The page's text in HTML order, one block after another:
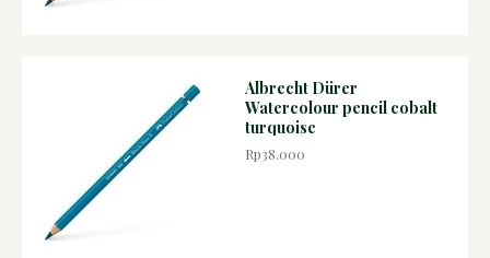
Albrecht Dürer
Watercolour pencil cobalt
turquoise
Rp38.000